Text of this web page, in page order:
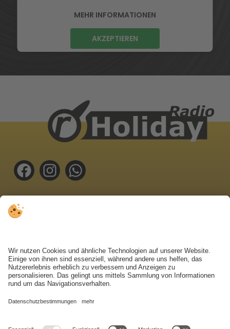
MEHR INFORMATIONEN
AKZEPTIEREN
WETTER KONTAKTFORMULAR